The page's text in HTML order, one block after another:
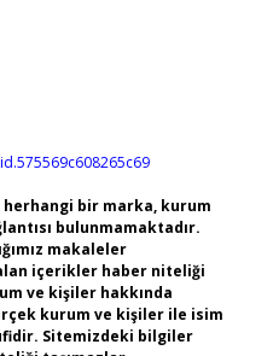
bir marka, kurum
bulunmamaktadır.
makaleler
içerikler haber niteliği
ve kişiler hakkında
kurum ve kişiler ile isim
Sitemizdeki bilgiler